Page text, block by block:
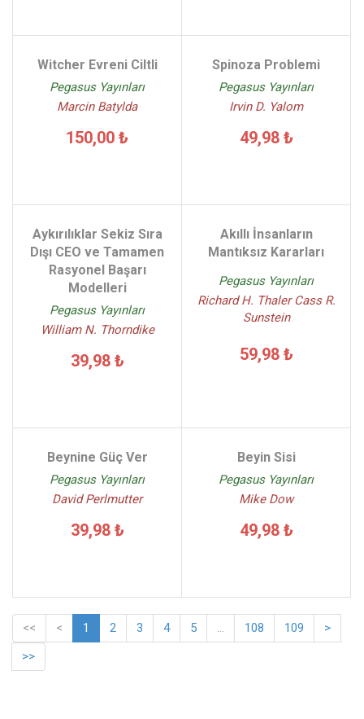
Witcher Evreni Ciltli
Pegasus Yayınları
Marcin Batylda
150,00 ₺
Spinoza Problemi
Pegasus Yayınları
Irvin D. Yalom
49,98 ₺
Aykırılıklar Sekiz Sıra
Dışı CEO ve Tamamen
Rasyonel Başarı
Modelleri
Pegasus Yayınları
William N. Thorndike
39,98 ₺
Akıllı İnsanların
Mantıksız Kararları
Pegasus Yayınları
Richard H. Thaler Cass R.
Sunstein
59,98 ₺
Beynine Güç Ver
Pegasus Yayınları
David Perlmutter
39,98 ₺
Beyin Sisi
Pegasus Yayınları
Mike Dow
49,98 ₺
<< < 1 2 3 4 5 ... 108 109
>
>>